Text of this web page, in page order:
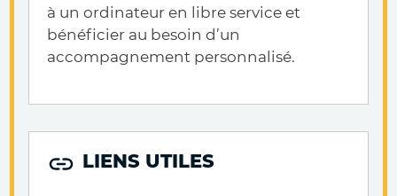
à un ordinateur en libre service et
bénéficier au besoin d’un
accompagnement personnalisé.
LIENS UTILES